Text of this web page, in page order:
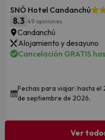
SNÖ Hotel Candanchú
8.3 49 opiniones
Candanchú
Alojamiento y desayuno
Cancelación GRATIS
Fechas para viajar: hasta el
de septiembre de 2026.
Ver